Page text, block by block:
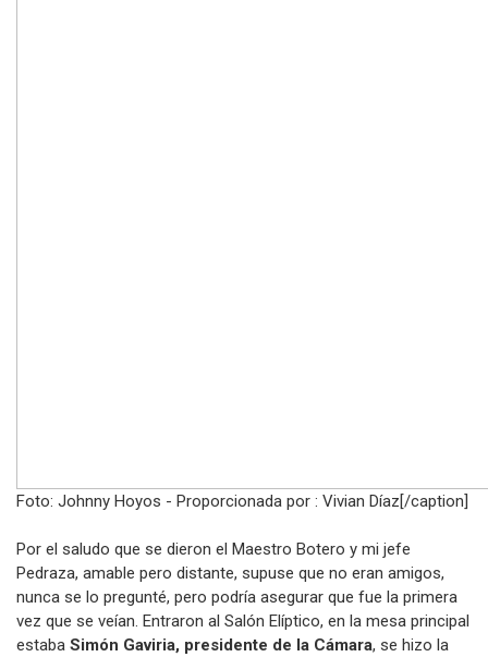
Foto: Johnny Hoyos - Proporcionada por : Vivian Díaz[/caption]
Por el saludo que se dieron el Maestro Botero y mi jefe
Pedraza, amable pero distante, supuse que no eran amigos,
nunca se lo pregunté, pero podría asegurar que fue la primera
vez que se veían. Entraron al Salón Elíptico, en la mesa principal
estaba Simón Gaviria, presidente de la Cámara, se hizo la